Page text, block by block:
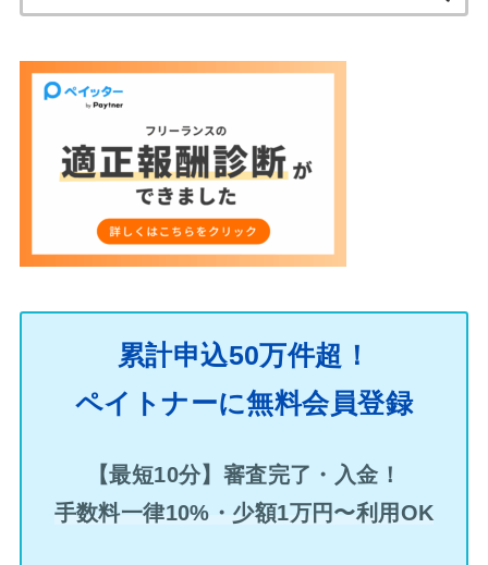
索:
累計申込50万件超！
ペイトナーに無料会員登録
【最短10分】審査完了・入金！
手数料一律10%・少額1万円〜利用OK